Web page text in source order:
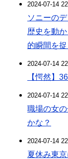
2024-07-14
ソニーの
歴史を動
的瞬間を
2024-07-14
【愕然】
2024-07-14
職場の女
かな？
2024-07-14
夏休み東